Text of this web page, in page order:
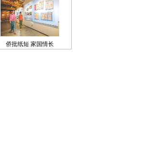
侨批纸短 家国情长